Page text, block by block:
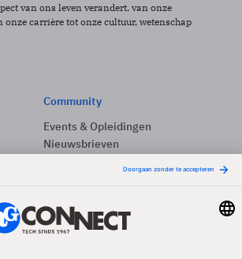
van ons leven verandert, van onze
carrière tot onze cultuur, wetenschap
Community
Events & Opleidingen
Nieuwsbrieven